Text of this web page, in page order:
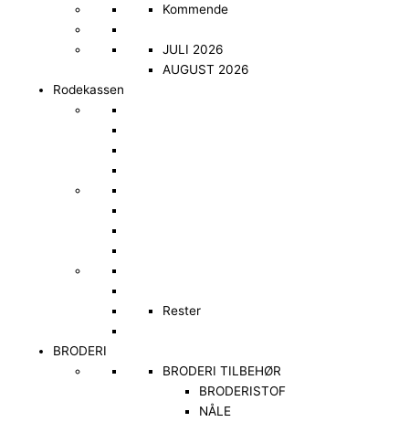
Kommende
JULI 2026
AUGUST 2026
Rodekassen
Rester
BRODERI
BRODERI TILBEHØR
BRODERISTOF
NÅLE